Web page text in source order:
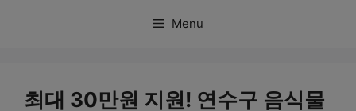
Menu
최대 30만원 지원! 연수구 음식물